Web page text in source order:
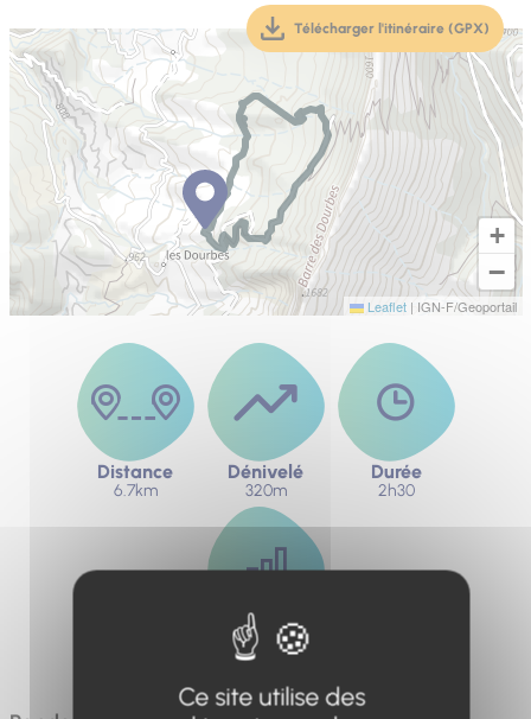
+
−
Leaflet | IGN-F/Geoportail
Télécharger l'itinéraire (GPX)
(téléchargement,
Distance
6.7km
Dénivelé
320m
Durée
2h30
Difficulté
Modérée
Ce site utilise des